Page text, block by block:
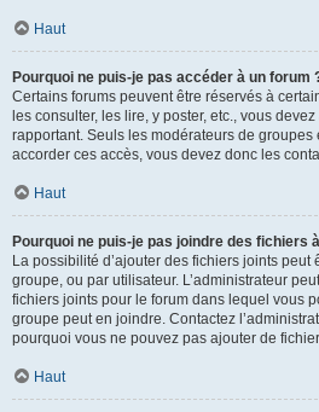
Haut
Pourquoi ne puis-je pas accéder à un forum
Certains forums peuvent être réservés à
les consulter, les lire, y poster, etc., vous
rapportant. Seuls les modérateurs de
accorder ces accès, vous devez donc les
Haut
Pourquoi ne puis-je pas joindre des fichiers
La possibilité d’ajouter des fichiers joints peut
groupe, ou par utilisateur. L’administrateur
fichiers joints pour le forum dans lequel vous
groupe peut en joindre. Contactez
pourquoi vous ne pouvez pas ajouter de
Haut